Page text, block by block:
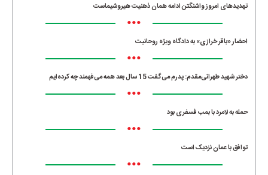
تهدیدهای امروز واشنگتن ادامه همان ذهنیت هیروشیماست
•••
احضار «باقر خرازی» به دادگاه ویژه روحانیت
•••
دختر شهید طهرانی‌مقدم: پدرم می‌گفت 15 سال بعد همه می‌فهمند چه کرده‌ایم
•••
حمله به لامرد با بمب فسفری بود
•••
توافق با عمان نزدیک است
•••